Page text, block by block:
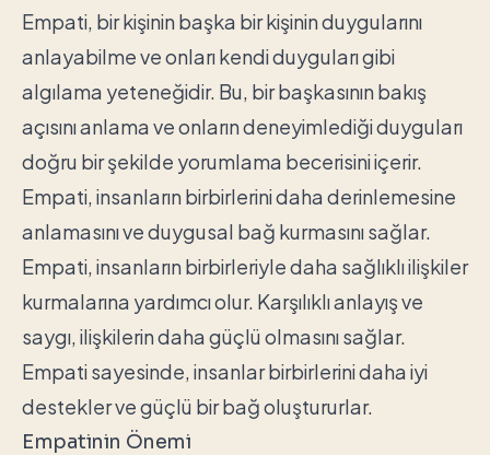
Empati, bir kişinin başka bir kişinin duygularını
anlayabilme ve onları kendi duyguları gibi
algılama yeteneğidir. Bu, bir başkasının bakış
açısını anlama ve onların deneyimlediği duyguları
doğru bir şekilde yorumlama becerisini içerir.
Empati, insanların birbirlerini daha derinlemesine
anlamasını ve duygusal bağ kurmasını sağlar.
Empati, insanların birbirleriyle daha sağlıklı ilişkiler
kurmalarına yardımcı olur. Karşılıklı anlayış ve
saygı, ilişkilerin daha güçlü olmasını sağlar.
Empati sayesinde, insanlar birbirlerini daha iyi
destekler ve güçlü bir bağ oluştururlar.
Empatinin Önemi